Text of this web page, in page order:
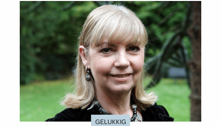
ze samen onder de mensen zijn.
GELUKKIG